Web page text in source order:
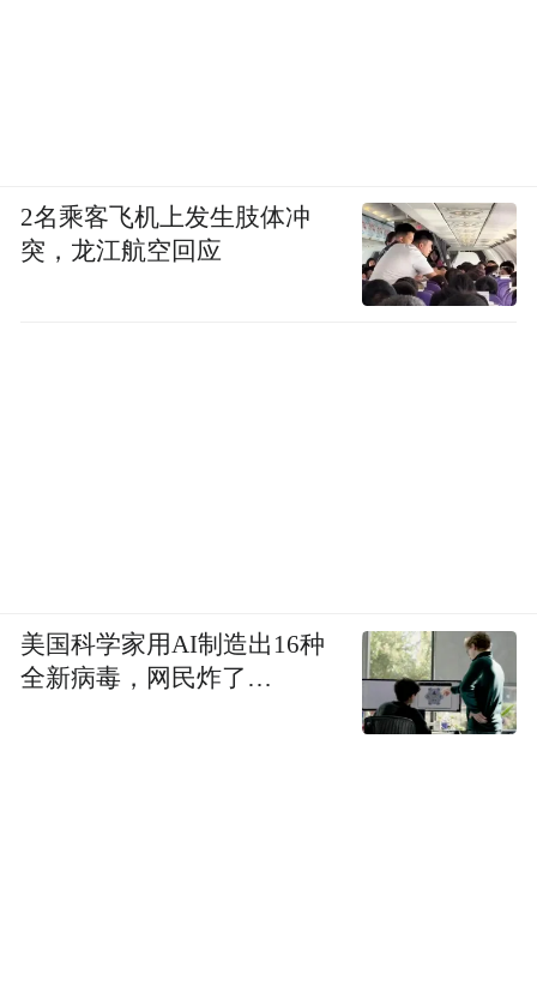
2名乘客飞机上发生肢体冲
突，龙江航空回应
美国科学家用AI制造出16种
全新病毒，网民炸了…